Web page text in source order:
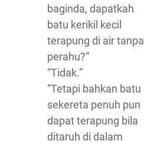
baginda, dapatkah
batu kerikil kecil
terapung di air tanpa
perahu?”
“Tidak.”
“Tetapi bahkan batu
sekereta penuh pun
dapat terapung bila
ditaruh di dalam